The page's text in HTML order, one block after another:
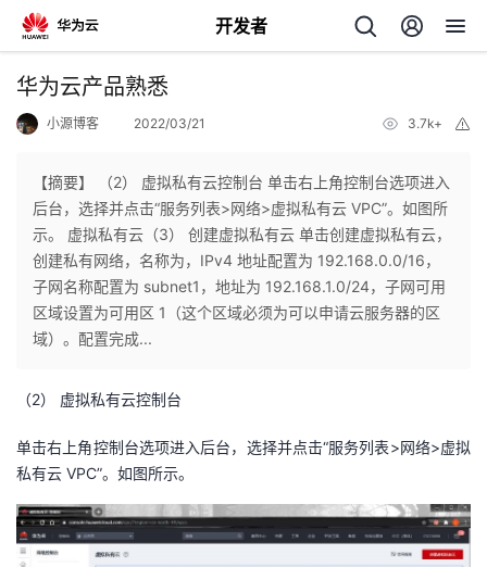
开发者
返
个
人
我
发
者
华为云产品熟悉
小源博客 2022/03/21 3.7k+
【摘要】 （2） 虚拟私有云控制台 单击右上角控制台选项进入
后台，选择并点击“服务列表>网络>虚拟私有云 VPC”。如图所
示。 虚拟私有云（3） 创建虚拟私有云 单击创建虚拟私有云，
创建私有网络，名称为，IPv4 地址配置为 192.168.0.0/16，
子网名称配置为 subnet1，地址为 192.168.1.0/24，子网可用
区域设置为可用区 1（这个区域必须为可以申请云服务器的区
域）。配置完成...
（2） 虚拟私有云控制台
单击右上角控制台选项进入后台，选择并点击“服务列表>网络>虚拟
私有云 VPC”。如图所示。